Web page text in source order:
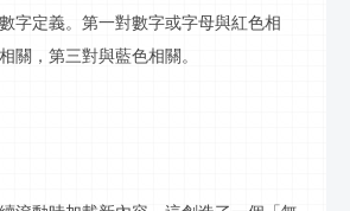
字定義。第一對數字或字母與紅色相
關，第三對與藍色相關。